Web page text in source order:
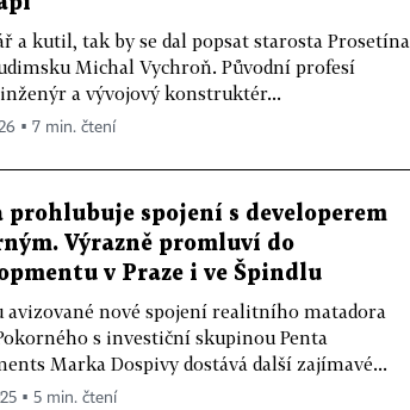
a kutil, tak by se dal popsat starosta Prosetína
Michal Vychroň. Původní profesí
a vývojový konstruktér...
▪ 7 min. čtení
prohlubuje spojení s developerem
Výrazně promluví do
v Praze i ve Špindlu
avizované nové spojení realitního matadora
s investiční skupinou Penta
Marka Dospivy dostává další zajímavé...
▪ 5 min. čtení